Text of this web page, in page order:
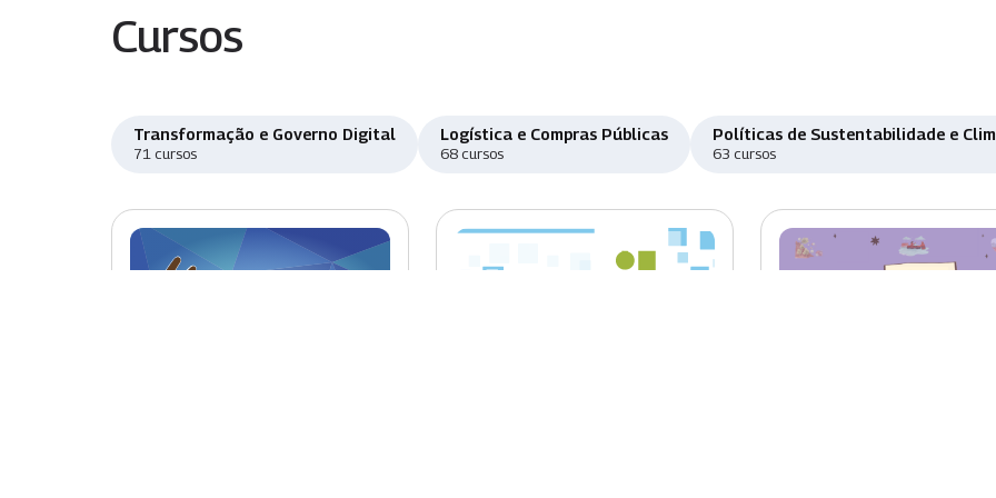
Cursos
Transformação e Governo Digital
71 cursos
Logística e Compras Públicas
68 cursos
Políticas de Sustentabilidade e
63 cursos